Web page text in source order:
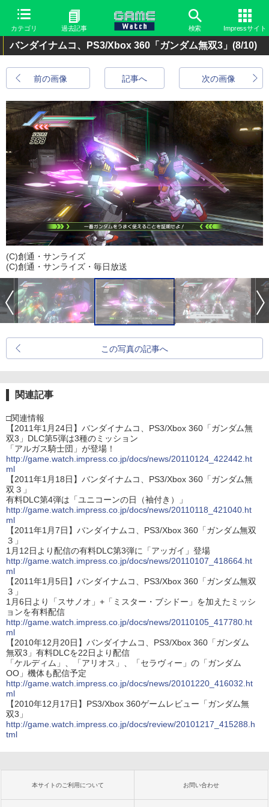
カテゴリ 過去記事 検索 Impressサイト
バンダイナムコ、PS3/Xbox 360「ガンダム無双3」 (8/10)
前の画像 次の画像
記事へ
(C)創通・サンライズ
(C)創通・サンライズ・毎日放送
この写真の記事へ
関連記事
□関連情報
【2011年1月24日】バンダイナムコ、PS3/Xbox 360「ガンダム無
双3」DLC第5弾は3種のミッション
「アルガス騎士団」が登場！
http://game.watch.impress.co.jp/docs/news/20110124_422442.ht
ml
【2011年1月18日】バンダイナムコ、PS3/Xbox 360「ガンダム無
双３」
有料DLC第4弾は「ユニコーンの日（袖付き）」
http://game.watch.impress.co.jp/docs/news/20110118_421040.ht
ml
【2011年1月7日】バンダイナムコ、PS3/Xbox 360「ガンダム無双
３」
1月12日より配信の有料DLC第3弾に「アッガイ」登場
http://game.watch.impress.co.jp/docs/news/20110107_418664.ht
ml
【2011年1月5日】バンダイナムコ、PS3/Xbox 360「ガンダム無双
３」
1月6日より「スサノオ」+「ミスター・ブシドー」を加えたミッシ
ョンを有料配信
http://game.watch.impress.co.jp/docs/news/20110105_417780.ht
ml
【2010年12月20日】バンダイナムコ、PS3/Xbox 360「ガンダム
無双3」有料DLCを22日より配信
「ケルディム」、「アリオス」、「セラヴィー」の「ガンダム
OO」機体も配信予定
http://game.watch.impress.co.jp/docs/news/20101220_416032.ht
ml
【2010年12月17日】PS3/Xbox 360ゲームレビュー「ガンダム無
双3」
http://game.watch.impress.co.jp/docs/review/20101217_415288.h
tml
本サイトのご利用について お問い合わせ